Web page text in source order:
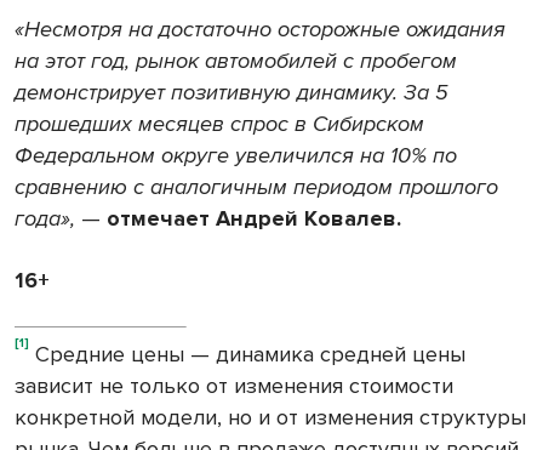
«Несмотря на достаточно осторожные ожидания
на этот год, рынок автомобилей с пробегом
демонстрирует позитивную динамику. За 5
прошедших месяцев спрос в Сибирском
Федеральном округе увеличился на 10% по
сравнению с аналогичным периодом прошлого
года», — отмечает Андрей Ковалев.
16+
[1] Средние цены — динамика средней цены
зависит не только от изменения стоимости
конкретной модели, но и от изменения структуры